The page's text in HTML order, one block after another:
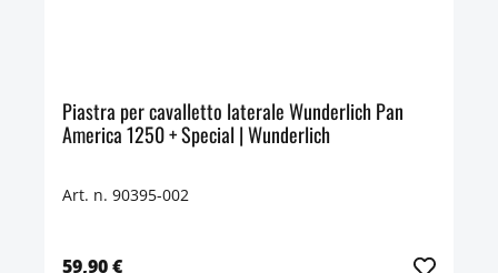
Piastra per cavalletto laterale Wunderlich Pan
America 1250 + Special | Wunderlich
Art. n. 90395-002
59,90 €